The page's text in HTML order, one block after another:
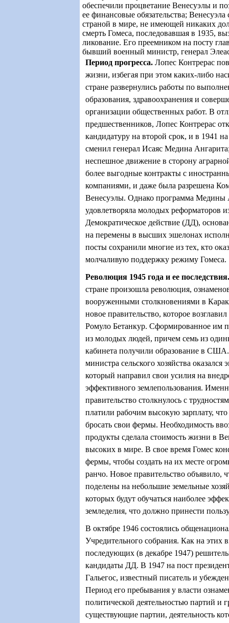
обеспечили процветание Венесуэлы и
ее финансовые обязательства; Венесуэла
страной в мире, не имеющей никаких
смерть Гомеса, последовавшая в 1935,
ликование. Его преемником на посту
бывший военный министр, генерал
Период прогресса. Лопес Контрерас
жизни, избегая при этом каких-либо
стране развернулись работы по
образования, здравоохранения и
организации общественных работ. В
предшественников, Лопес Контрерас
кандидатуру на второй срок, и в 1941
сменил генерал Исаяс Медина
неспешное движение в сторону
более выгодные контракты с
компаниями, и даже была разрешена
Венесуэлы. Однако программа Медины
удовлетворяла молодых реформаторов
Демократическое действие (ДД),
на перемены в высших эшелонах
посты сохранили многие из тех, кто
молчаливую поддержку режиму Гомеса.
Революция 1945 года и ее последствия
стране произошла революция,
вооруженными столкновениями в
новое правительство, которое
Ромуло Бетанкур. Сформированное им
из молодых людей, причем семь из
кабинета получили образование в
министра сельского хозяйства оказался
который направил свои усилия на
эффективного землепользования.
правительство столкнулось с
платили рабочим высокую зарплату, что
бросать свои фермы. Необходимость
продукты сделала стоимость жизни в
высоких в мире. В свое время Гомес
фермы, чтобы создать на их месте
ранчо. Новое правительство объявило,
поделены на небольшие земельные
которых будут обучаться наиболее
земледелия, что должно принести
В октябре 1946 состоялись
Учредительного собрания. Как на этих
последующих (в декабре 1947)
кандидаты ДД. В 1947 на пост
Гальегос, известный писатель и
Период его пребывания у власти
политической деятельностью партий и
существующие партии, деятельность